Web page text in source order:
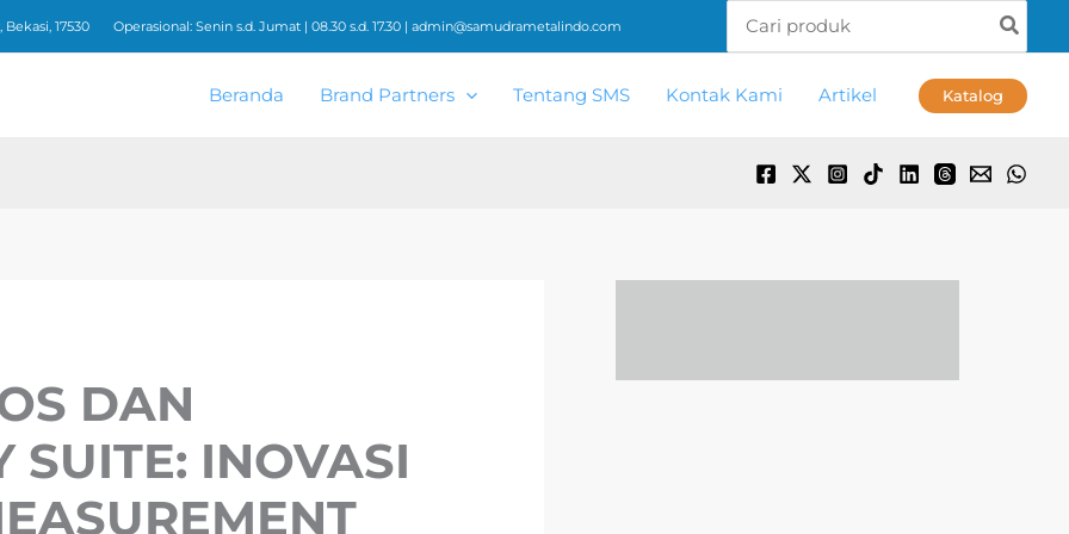
17530 Operasional: Senin s.d. Jumat | 08.30 s.d. 17.30 | admin@samudrametalindo.com
for:
Beranda Brand Partners Tentang SMS Kontak Kami Artikel Katalog
DAN
SUITE: INOVASI